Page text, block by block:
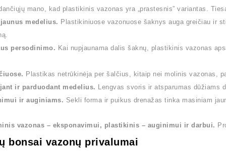
mano, kad plastikinis vazonas yra „prastesnis” variantas.
medelius. Plastikiniuose vazonuose šaknys auga greičiau ir
persodinimo. Kai nupjaunama dalis šaknų, plastikinis vazonas
Plastikas netrūkinėja per šalčius, kitaip nei molinis vazonas,
ir parduodant medelius. Lengvas svoris ir atsparumas dūžiams
ir auginiams. Sekli forma ir puikus drenažas tinka masiniam
vazonas – eksponavimui, plastikinis – auginimui ir darbui.
bonsai vazonų privalumai